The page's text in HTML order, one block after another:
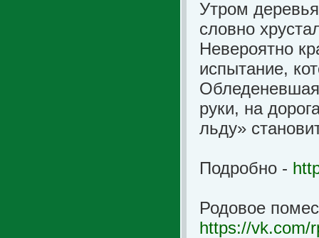
Утром
словно
Невероятно
испытание,
Обледеневшая
руки, на
льду»
Подробно -
Родовое
https://vk.com/